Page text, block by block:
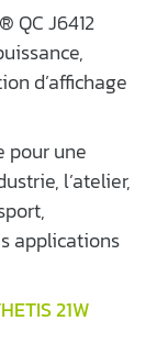
QC J6412
d’affichage
pour une
l’atelier,
applications
21W